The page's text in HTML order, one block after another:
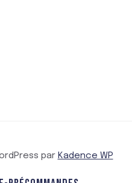
par Kadence WP